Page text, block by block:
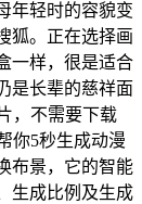
年轻时的容貌变
狐。正在选择画
一样，很是适合
是长辈的慈祥面
，不需要下载
你5秒生成动漫
布景，它的智能
生成比例及生成